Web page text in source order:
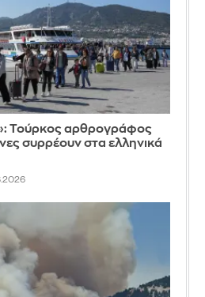
Τούρκος αρθρογράφος
συρρέουν στα ελληνικά